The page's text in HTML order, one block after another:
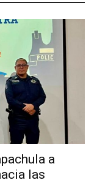
a
las